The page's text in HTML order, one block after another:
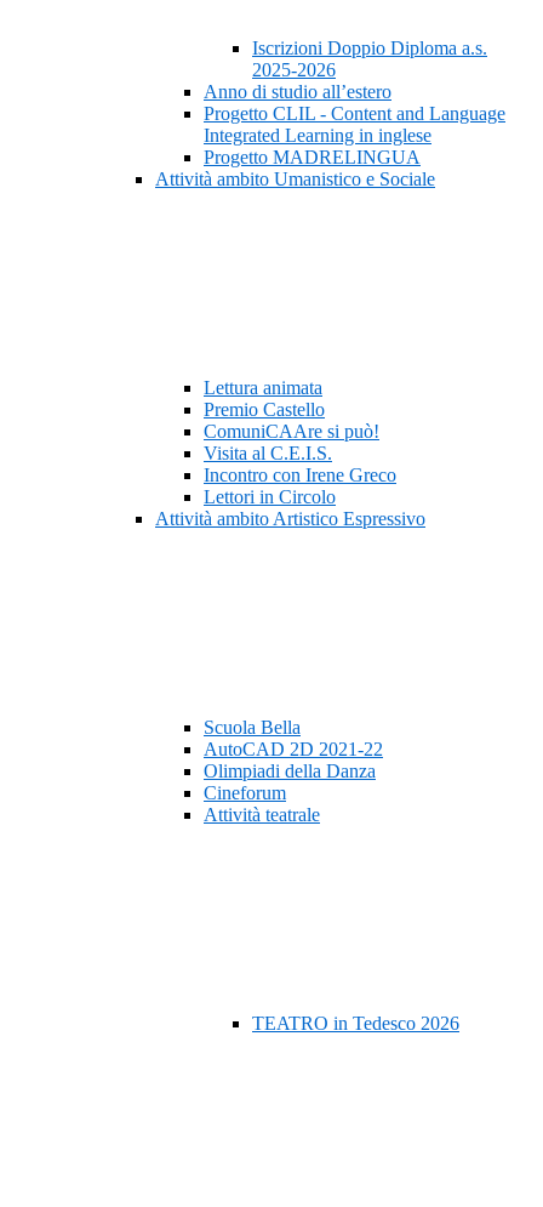
Iscrizioni Doppio Diploma a.s.
2025-2026
Anno di studio all’estero
Progetto CLIL - Content and Language
Integrated Learning in inglese
Progetto MADRELINGUA
Attività ambito Umanistico e Sociale
Lettura animata
Premio Castello
ComuniCAAre si può!
Visita al C.E.I.S.
Incontro con Irene Greco
Lettori in Circolo
Attività ambito Artistico Espressivo
Scuola Bella
AutoCAD 2D 2021-22
Olimpiadi della Danza
Cineforum
Attività teatrale
TEATRO in Tedesco 2026